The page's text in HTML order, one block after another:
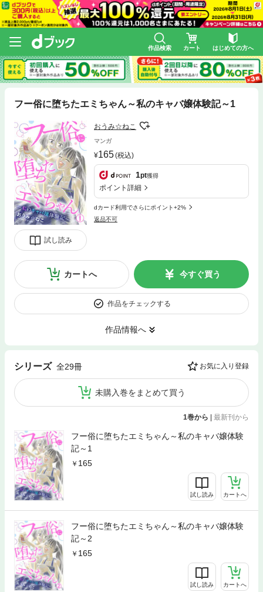
作品検索 カート はじめての方へ
フー俗に堕ちたエミちゃん～私のキャバ嬢体験記～1
試し読み
おうみ☆ねこ
マンガ
165(税込)
1pt獲得
ポイント詳細
dカード利用でさらにポイント+2%
返品不可
カートへ 今すぐ買う
作品をチェックする
作品情報へ
シリーズ 全29冊 お気に入り登録
未購入巻をまとめて買う
1巻から | 最新刊から
フー俗に堕ちたエミちゃん～私のキャバ嬢体験
記～1
165
試し読み カートへ
フー俗に堕ちたエミちゃん～私のキャバ嬢体験
記～2
165
試し読み カートへ